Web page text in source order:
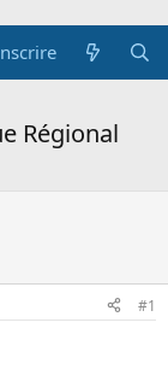
Régional
#1